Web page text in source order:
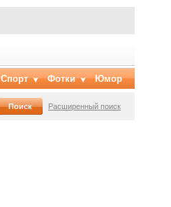
Спорт Фотки Юмор
Расширенный поиск